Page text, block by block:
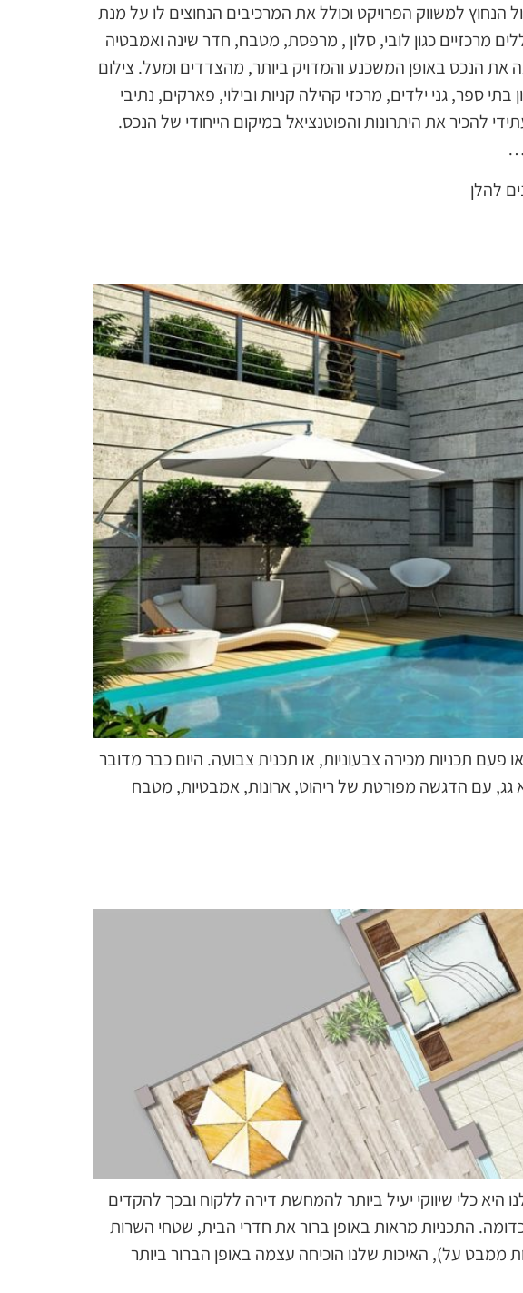
הנחוץ למשווק הפרויקט וכולל את המרכיבים הנחוצים לו על מנת
מרכזיים כגון לובי, סלון , מרפסת, מטבח, חדר שינה ואמבטיה
את הנכס באופן המשכנע והמדויק ביותר, מהצדדים ומעל. צילום
הפרויקט, כגון בתי ספר, גני ילדים, מרכזי קהילה קניות ובילוי, פארקים, נתיבי
להכיר את היתרונות והפוטנציאל במיקום הייחודי של הנכס.
להלן
תכניות מכירה צבעוניות, או תכנית צבועה. היום כבר מדובר
ללא גג, עם הדגשה מפורטת של ריהוט, ארונות, אמבטיות, מטבח
היא כלי שיווקי יעיל ביותר להמחשת דירה ללקוח ובכך להקדים
התכניות מראות באופן ברור את חדרי הבית, שטחי השרות
ממבט על), האיכות שלנו הוכיחה עצמה באופן הברור ביותר